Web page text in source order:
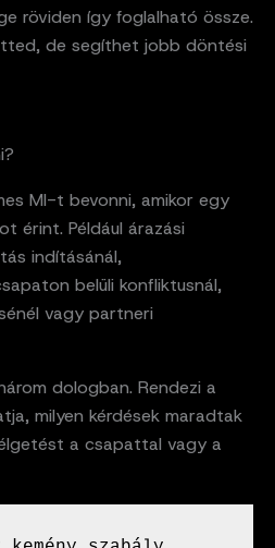
röviden így foglalható össze.
de segíthet jobb döntési
MI-t bevonni, amikor egy
érint. Például árazási
indításánál,
belüli konfliktusnál,
vagy partneri
dologban. Rendezi a
milyen kérdések maradtak
a csapattal vagy a